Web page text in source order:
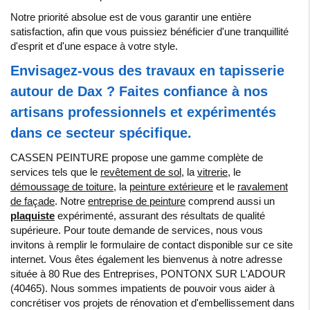
Notre priorité absolue est de vous garantir une entière
satisfaction, afin que vous puissiez bénéficier d'une tranquillité
d'esprit et d'une espace à votre style.
Envisagez-vous des travaux en tapisserie
autour de Dax ? Faites confiance à nos
artisans professionnels et expérimentés
dans ce secteur spécifique.
CASSEN PEINTURE propose une gamme complète de
services tels que le revêtement de sol, la vitrerie, le
démoussage de toiture, la peinture extérieure et le ravalement
de façade. Notre entreprise de peinture comprend aussi un
plaquiste expérimenté, assurant des résultats de qualité
supérieure. Pour toute demande de services, nous vous
invitons à remplir le formulaire de contact disponible sur ce site
internet. Vous êtes également les bienvenus à notre adresse
située à 80 Rue des Entreprises, PONTONX SUR L'ADOUR
(40465). Nous sommes impatients de pouvoir vous aider à
concrétiser vos projets de rénovation et d'embellissement dans